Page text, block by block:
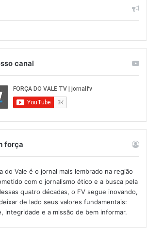
canal
força
do Vale é o jornal mais lembrado na região
com o jornalismo ético e a busca pela
quatro décadas, o FV segue inovando,
de lado seus valores fundamentais:
integridade e a missão de bem informar.​